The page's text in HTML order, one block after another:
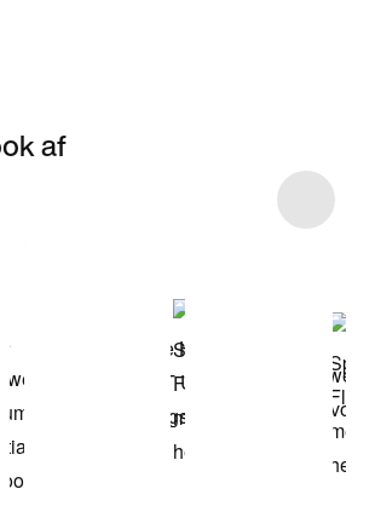
af